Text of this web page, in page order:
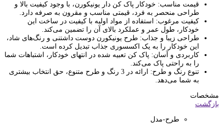
قیمت مناسب: خودکار پاک کن دار یونیکورن، با وجود کیفیت بالا و
طراحی منحصر به فرد، قیمتی مناسب و مقرون به صرفه دارد.
کیفیت مرغوب: استفاده از مواد اولیه با کیفیت در ساخت این
خودکار، طول عمر و عملکرد بالای آن را تضمین می‌کند.
طراحی زیبا و جذاب: طرح یونیکورن دوست داشتنی و رنگ‌های شاد،
این خودکار را به یک اکسسوری جذاب تبدیل کرده است.
کاربردی و آسان: پاک کن تعبیه شده در انتهای خودکار، اشتباهات شما
را به راحتی پاک می‌کند.
تنوع رنگ و طرح: ارائه در 3 رنگ و طرح متنوع، حق انتخاب بیشتری
به شما می‌دهد.
مشخصات
بازگشت
طرح-مدل